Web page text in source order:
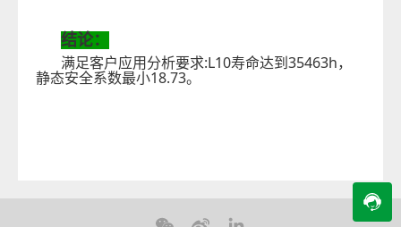
结论：
满足客户应用分析要求:L10寿命达到 35463h，
静态安全系数最小18.73。